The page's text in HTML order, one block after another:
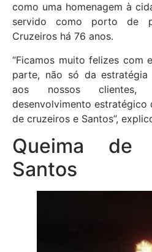
como uma homenagem à
servido como porto de
Cruzeiros há 76 anos.
“Ficamos muito felizes com
parte, não só da
aos nossos
desenvolvimento estratégico
de cruzeiros e Santos”,
Queima de
Santos